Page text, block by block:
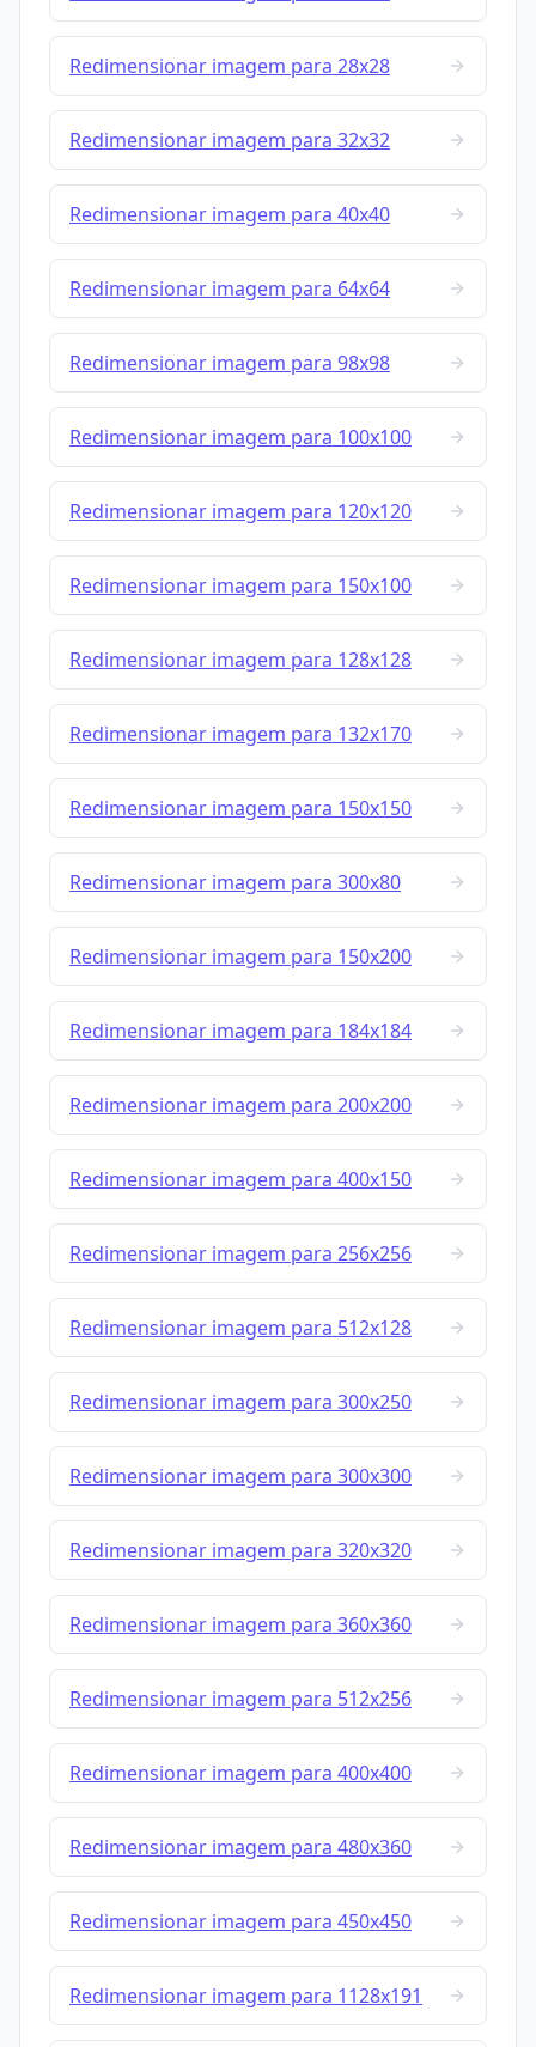
Redimensionar imagem para 28x28
Redimensionar imagem para 32x32
Redimensionar imagem para 40x40
Redimensionar imagem para 64x64
Redimensionar imagem para 98x98
Redimensionar imagem para 100x100
Redimensionar imagem para 120x120
Redimensionar imagem para 150x100
Redimensionar imagem para 128x128
Redimensionar imagem para 132x170
Redimensionar imagem para 150x150
Redimensionar imagem para 300x80
Redimensionar imagem para 150x200
Redimensionar imagem para 184x184
Redimensionar imagem para 200x200
Redimensionar imagem para 400x150
Redimensionar imagem para 256x256
Redimensionar imagem para 512x128
Redimensionar imagem para 300x250
Redimensionar imagem para 300x300
Redimensionar imagem para 320x320
Redimensionar imagem para 360x360
Redimensionar imagem para 512x256
Redimensionar imagem para 400x400
Redimensionar imagem para 480x360
Redimensionar imagem para 450x450
Redimensionar imagem para 1128x191